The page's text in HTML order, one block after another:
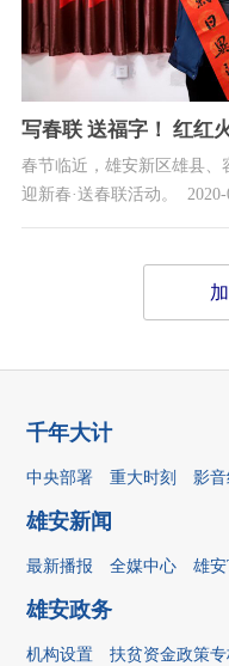
写春联 送福字！ 红红
春节临近，雄安新区雄县、
迎新春·送春联活动。
千年大计
中央部署 重大时刻 影
雄安新闻
最新播报 全媒中心 雄
雄安政务
机构设置 扶贫资金政策